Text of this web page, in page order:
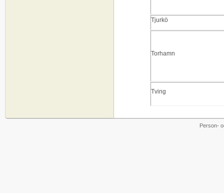
Tjurkö
Torhamn
Tving
Person-